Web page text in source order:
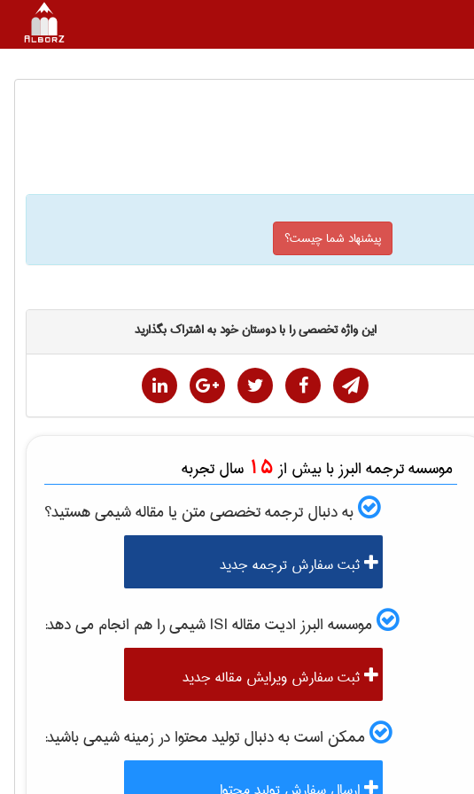
پیشنهاد شما چیست؟
این واژه تخصصی را با دوستان خود به اشتراک بگذارید
موسسه ترجمه البرز با بیش از 15 سال تجربه
به دنبال ترجمه تخصصی متن یا مقالهشيمیهستید؟
ثبت سفارش ترجمه جدید
موسسه البرز ادیت مقاله ISI شيمیرا هم انجام می دهد:
ثبت سفارش ویرایش مقاله جدید
ممکن است به دنبال تولید محتوا در زمینهشيمیباشید: